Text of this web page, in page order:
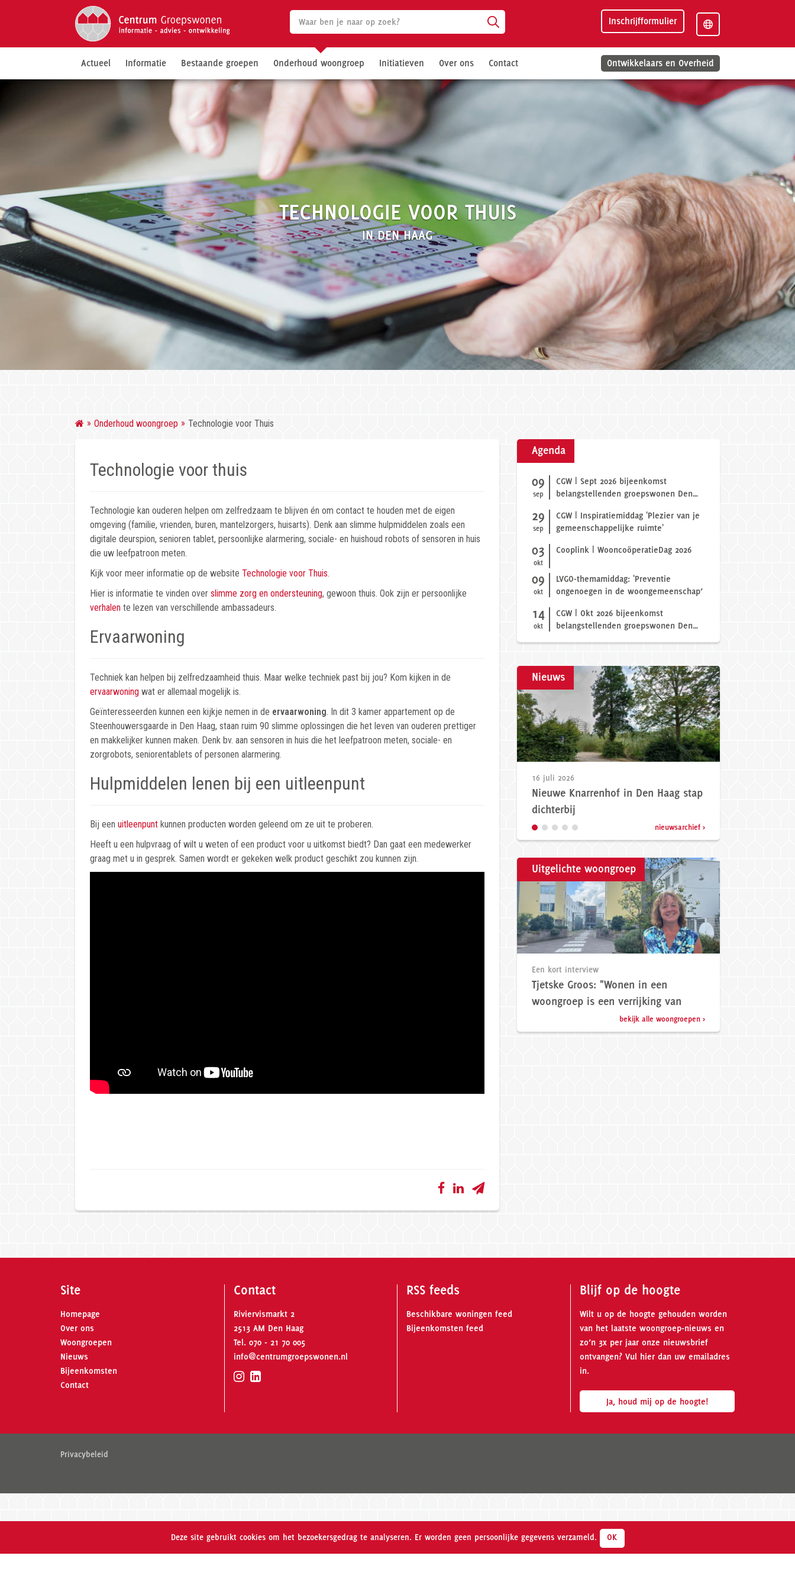
Deze site gebruikt cookies om het bezoekersgedrag te analyseren. Er worden geen persoonlijke gegevens verzameld. OK
Inschrijfformulier
Actueel Informatie Bestaande groepen Onderhoud woongroep Initiatieven Over ons Contact Ontwikkelaars en Overheid
Meer weten over Wooncollectief Madelief? Klik hier
TECHNOLOGIE VOOR THUIS
IN DEN HAAG
Onderhoud woongroep Technologie voor Thuis
Technologie voor thuis
Technologie kan ouderen helpen om zelfredzaam te blijven én om contact te houden met de eigen
omgeving (familie, vrienden, buren, mantelzorgers, huisarts). Denk aan slimme hulpmiddelen zoals een
digitale deurspion, senioren tablet, persoonlijke alarmering, sociale- en huishoud robots of sensoren in huis
die uw leefpatroon meten.
Kijk voor meer informatie op de website Technologie voor Thuis.
Hier is informatie te vinden over slimme zorg en ondersteuning, gewoon thuis. Ook zijn er persoonlijke
verhalen te lezen van verschillende ambassadeurs.
Ervaarwoning
Techniek kan helpen bij zelfredzaamheid thuis. Maar welke techniek past bij jou? Kom kijken in de
ervaarwoning wat er allemaal mogelijk is.
Geïnteresseerden kunnen een kijkje nemen in de ervaarwoning. In dit 3 kamer appartement op de
Steenhouwersgaarde in Den Haag, staan ruim 90 slimme oplossingen die het leven van ouderen prettiger
en makkelijker kunnen maken. Denk bv. aan sensoren in huis die het leefpatroon meten, sociale- en
zorgrobots, seniorentablets of personen alarmering.
Hulpmiddelen lenen bij een uitleenpunt
Bij een uitleenpunt kunnen producten worden geleend om ze uit te proberen.
Heeft u een hulpvraag of wilt u weten of een product voor u uitkomst biedt? Dan gaat een medewerker
graag met u in gesprek. Samen wordt er gekeken welk product geschikt zou kunnen zijn.
Agenda
09
sep
CGW | Sept 2026 bijeenkomst
belangstellenden groepswonen Den
29
sep
CGW | Inspiratiemiddag 'Plezier van je
gemeenschappelijke ruimte'
03
okt
Cooplink | WooncoöperatieDag 2026
09
okt
LVGO-themamiddag: 'Preventie
ongenoegen in de woongemeenschap’
14
okt
CGW | Okt 2026 bijeenkomst
belangstellenden groepswonen Den
Nieuws
16 juli 2026
Nieuwe Knarrenhof in Den Haag stap
dichterbij
Brandbrief sociale
nieuwsarchief >
Uitgelichte woongroep
Een kort interview
Tjetske Groos: "Wonen in een
woongroep is een verrijking van
bekijk alle woongroepen >
Site
Homepage
Over ons
Woongroepen
Nieuws
Bijeenkomsten
Contact
Contact
Riviervismarkt 2
2513 AM Den Haag
Tel. 070 - 21 70 005
info@centrumgroepswonen.nl
RSS feeds
Beschikbare woningen feed
Bijeenkomsten feed
Blijf op de hoogte
Wilt u op de hoogte gehouden worden
van het laatste woongroep-nieuws en
zo’n 3x per jaar onze nieuwsbrief
ontvangen? Vul hier dan uw emailadres
in.
Ja, houd mij op de hoogte!
Privacybeleid